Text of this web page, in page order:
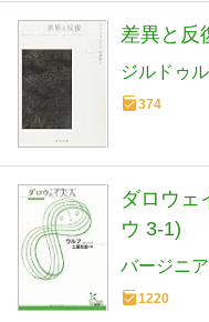
差異と反
ジルドゥ
374
ダロウェ
ウ 3-1)
バージニ
1220